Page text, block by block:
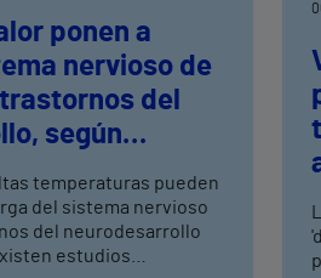
ponen a
nervioso de
del
según
temperaturas pueden
del sistema nervioso
del neurodesarrollo
estudios